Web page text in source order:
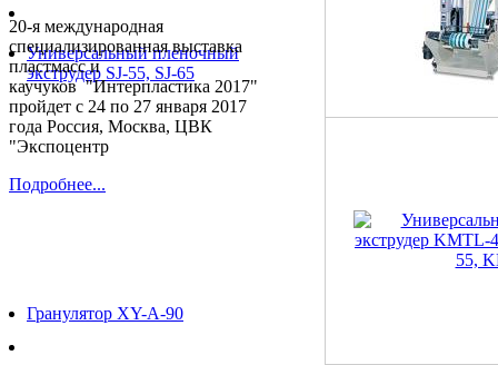
Универсальный пленочный
экструдер SJ-55, SJ-65
Гранулятор XY-A-90
20-я международная
специализированная выставка
пластмасс и
каучуков "Интерпластика 2017"
пройдет с 24 по 27 января 2017
года Россия, Москва, ЦВК
"Экспоцентр
Подробнее...